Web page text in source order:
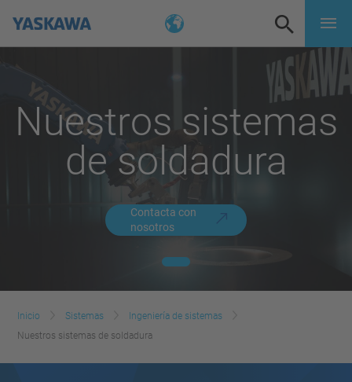
Nuestros sistemas
de soldadura
Contacta con
nosotros
Inicio Sistemas
Ingeniería de sistemas
Nuestros sistemas de soldadura